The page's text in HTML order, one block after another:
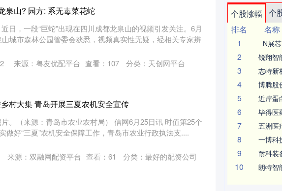
泉山? 园方: 系无毒菜花蛇
日，一段“巨蛇”出现在四川成都龙泉山的视频引发关注。6月
城市森林公园管委会获悉，视频真实性无疑，经相关专家辨
来源：粤友优配平台 查看： 107 分类： 天创网平台
村大集 青岛开展三夏农机安全宣传
。（来源：青岛市农业农村局） 信网6月25日讯 时值第25个
做好“三夏”农机安全保障工作，青岛市农业行政执法支....
来源：双融网配资平台 查看： 61 分类： 最好的配资公司
个股涨幅 个
排名
名称
1
N展芯
2 锐翔智
3 志特新
4 博腾股
5 近岸蛋
6 毕得医
7 五洲医
8 一博科
9 耐科装
10 朗特智